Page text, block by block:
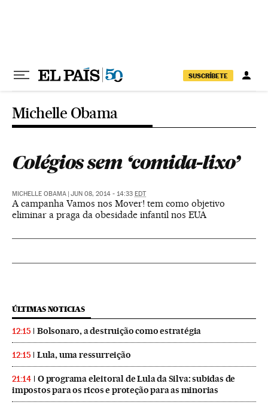
SUSCRÍBETE
Michelle Obama
Colégios sem ‘comida-lixo’
MICHELLE OBAMA | JUN 08, 2014 - 14:33 EDT
A campanha Vamos nos Mover! tem como objetivo
eliminar a praga da obesidade infantil nos EUA
ÚLTIMAS NOTICIAS
12:15 Bolsonaro, a destruição como estratégia
12:15 Lula, uma ressurreição
21:14
O programa eleitoral de Lula da Silva: subidas de
impostos para os ricos e proteção para as minorias